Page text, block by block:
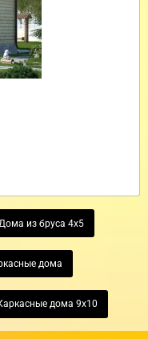
Дома из бруса 4х5
дома
дома 9х10